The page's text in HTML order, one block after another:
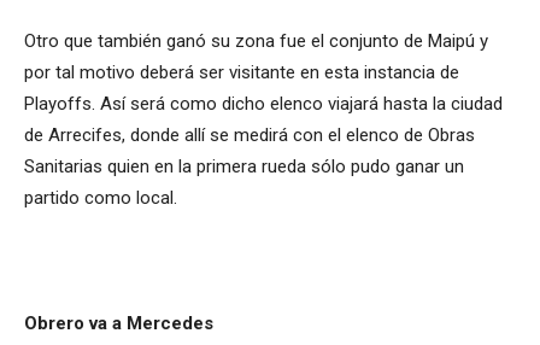
Otro que también ganó su zona fue el conjunto de Maipú y
por tal motivo deberá ser visitante en esta instancia de
Playoffs. Así será como dicho elenco viajará hasta la ciudad
de Arrecifes, donde allí se medirá con el elenco de Obras
Sanitarias quien en la primera rueda sólo pudo ganar un
partido como local.
Obrero va a Mercedes